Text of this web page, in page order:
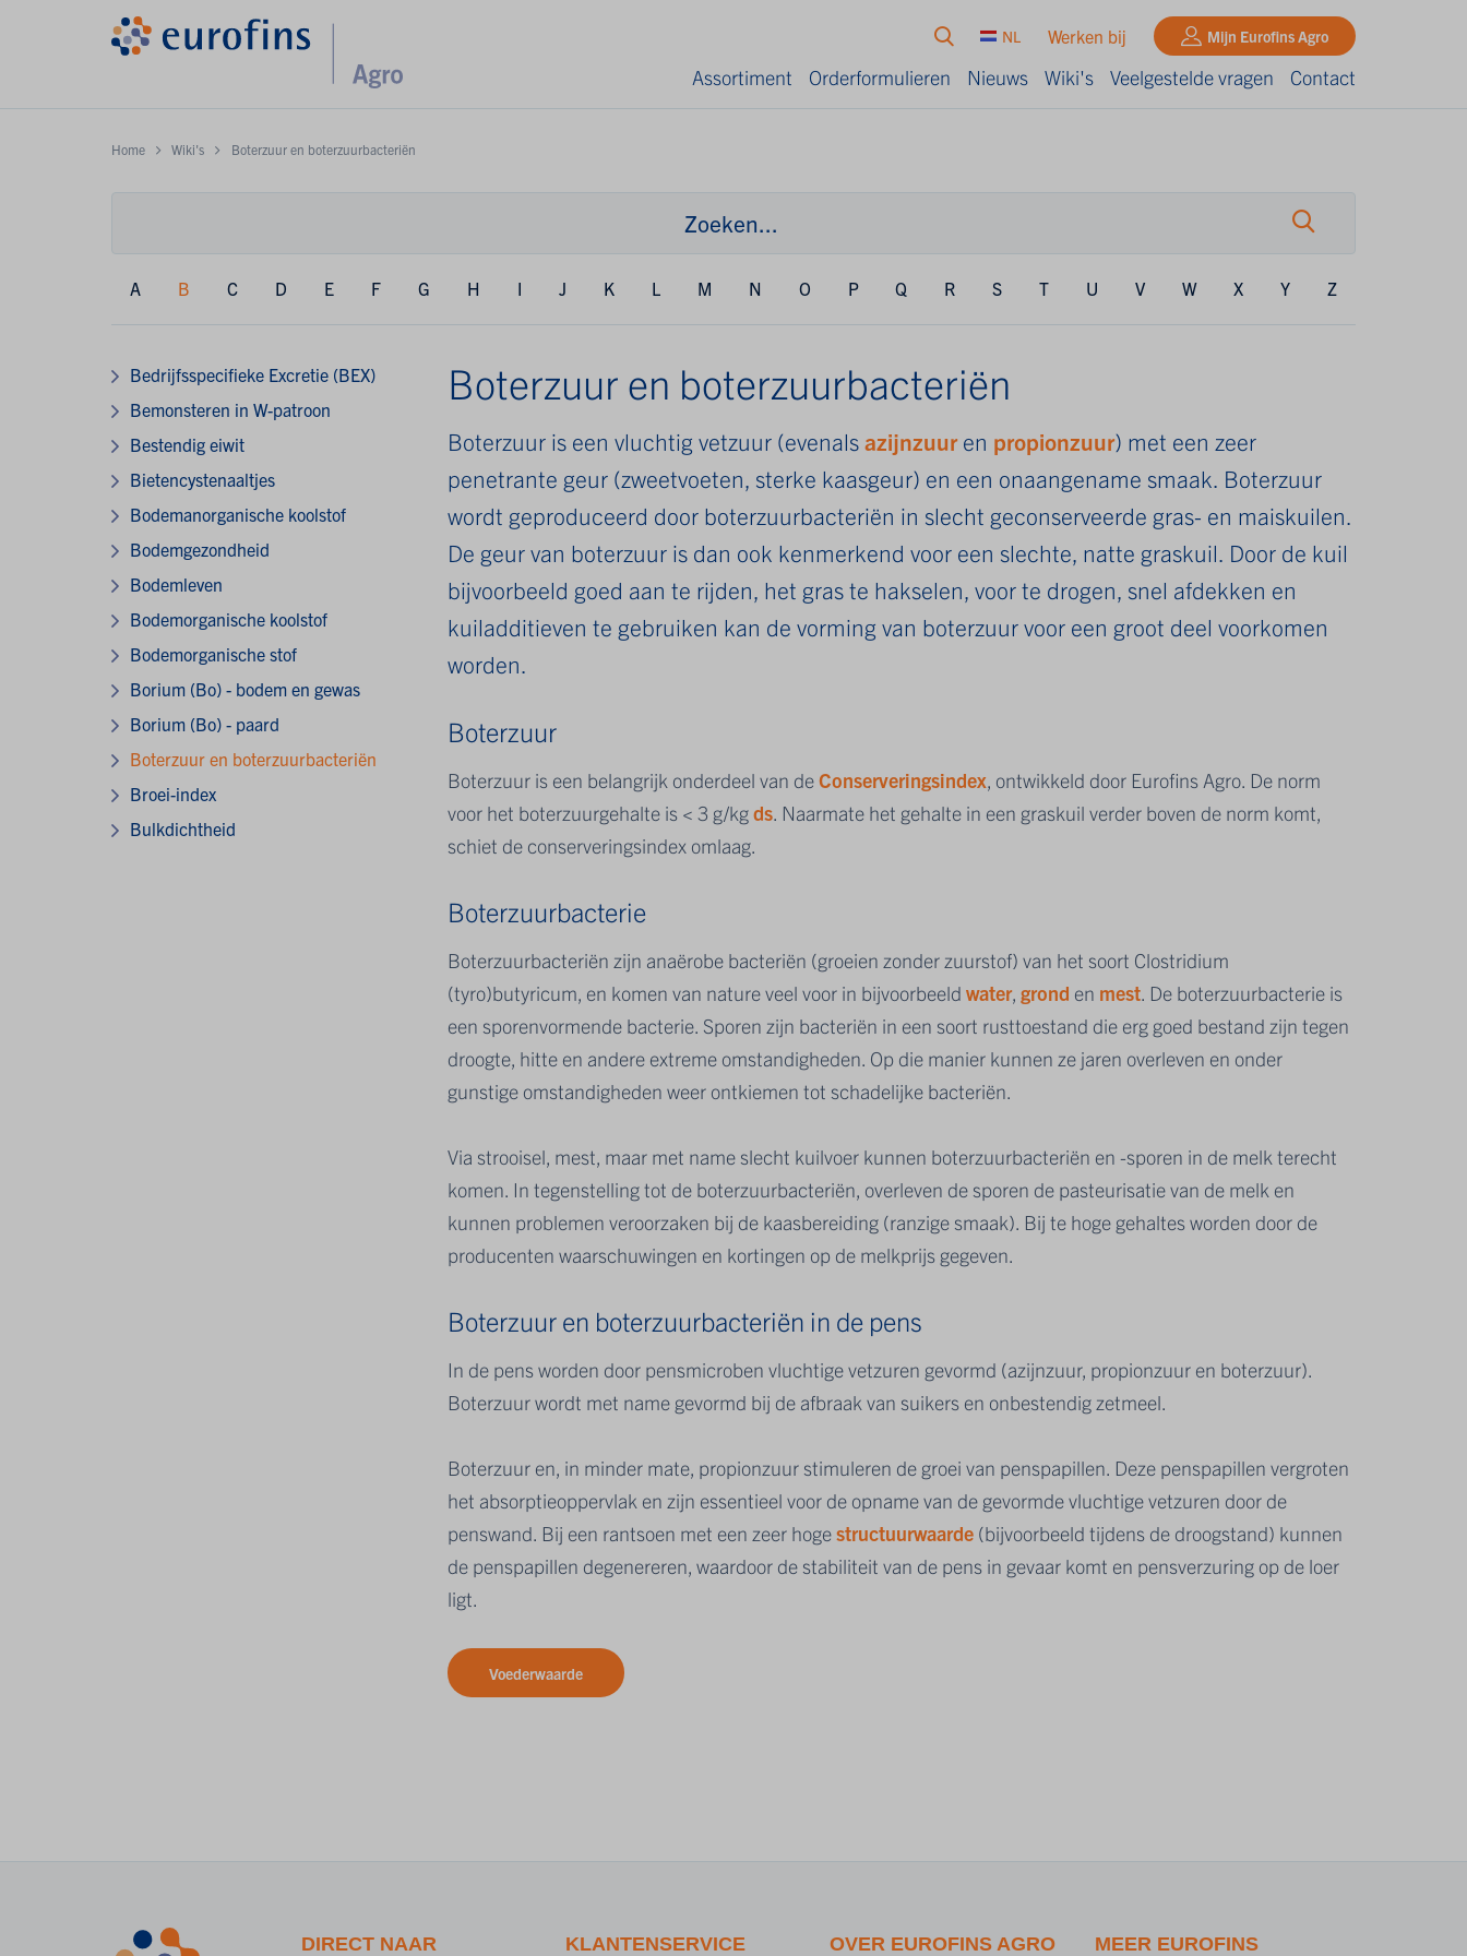
NL Werken bij Mijn Eurofins Agro
Assortiment Orderformulieren Nieuws Wiki's Veelgestelde vragen Contact
Home Wiki's Boterzuur en boterzuurbacteriën
A B C D E F G H I J K L M N O P Q R S T U V W X Y Z
Boterzuur en boterzuurbacteriën
Boterzuur is een vluchtig vetzuur (evenalsazijnzuuren propionzuur) met een zeer
penetrante geur (zweetvoeten, sterke kaasgeur) en een onaangename smaak. Boterzuur
wordt geproduceerd door boterzuurbacteriën in slecht geconserveerde gras- en maiskuilen.
De geur van boterzuur is dan ook kenmerkend voor een slechte, natte graskuil. Door de kuil
bijvoorbeeld goed aan te rijden, het gras te hakselen, voor te drogen, snel afdekken en
kuiladditieven te gebruiken kan de vorming van boterzuur voor een groot deel voorkomen
worden.
Boterzuur
Boterzuur is een belangrijk onderdeel van deConserveringsindex, ontwikkeld door Eurofins Agro. De norm
voor het boterzuurgehalte is < 3 g/kgds. Naarmate het gehalte in een graskuil verder boven de norm komt,
schiet de conserveringsindex omlaag.
Boterzuurbacterie
Boterzuurbacteriën zijn anaërobe bacteriën (groeien zonder zuurstof) van het soort Clostridium
(tyro)butyricum, en komen van nature veel voor in bijvoorbeeld water, grond en mest. De boterzuurbacterie is
een sporenvormende bacterie. Sporen zijn bacteriën in een soort rusttoestand die erg goed bestand zijn tegen
droogte, hitte en andere extreme omstandigheden. Op die manier kunnen ze jaren overleven en onder
gunstige omstandigheden weer ontkiemen tot schadelijke bacteriën.
Via strooisel, mest, maar met name slecht kuilvoer kunnen boterzuurbacteriën en -sporen in de melk terecht
komen. In tegenstelling tot de boterzuurbacteriën, overleven de sporen de pasteurisatie van de melk en
kunnen problemen veroorzaken bij de kaasbereiding (ranzige smaak). Bij te hoge gehaltes worden door de
producenten waarschuwingen en kortingen op de melkprijs gegeven.
Boterzuur en boterzuurbacteriën in de pens
In de pens worden door pensmicroben vluchtige vetzuren gevormd (azijnzuur, propionzuur en boterzuur).
Boterzuur wordt met name gevormd bij de afbraak van suikers en onbestendig zetmeel.
Boterzuur en, in minder mate, propionzuur stimuleren de groei van penspapillen. Deze penspapillen vergroten
het absorptieoppervlak en zijn essentieel voor de opname van de gevormde vluchtige vetzuren door de
penswand. Bij een rantsoen met een zeer hogestructuurwaarde (bijvoorbeeld tijdens de droogstand) kunnen
de penspapillen degenereren, waardoor de stabiliteit van de pens in gevaar komt en pensverzuring op de loer
ligt.
Voederwaarde
Bedrijfsspecifieke Excretie (BEX)
Bemonsteren in W-patroon
Bestendig eiwit
Bietencystenaaltjes
Bodemanorganische koolstof
Bodemgezondheid
Bodemleven
Bodemorganische koolstof
Bodemorganische stof
Borium (Bo) - bodem en gewas
Borium (Bo) - paard
Boterzuur en boterzuurbacteriën
Broei-index
Bulkdichtheid
DIRECT NAAR KLANTENSERVICE OVER EUROFINS AGRO MEER EUROFINS